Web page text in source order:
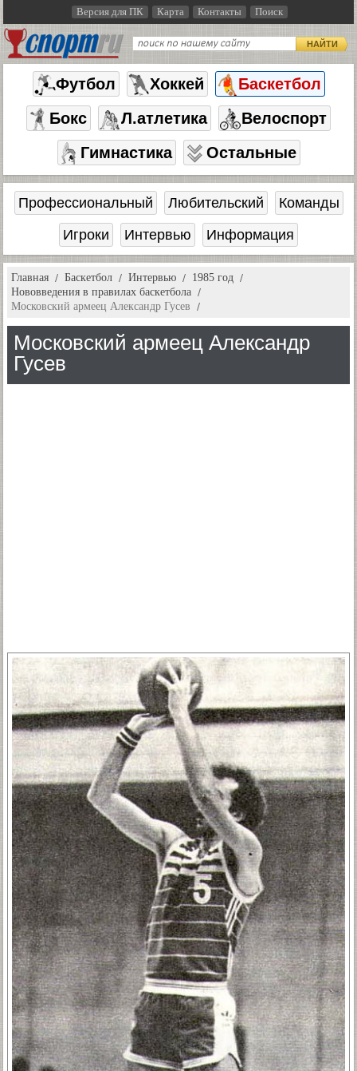
Версия для ПК Карта Контакты Поиск
НАЙТИ
Футбол Хоккей
Баскетбол
Бокс
Л.атлетика
Велоспорт
Гимнастика
Остальные
Профессиональный Любительский
Команды
Игроки
Интервью Информация
Главная Баскетбол Интервью
1985 год
Нововведения в правилах баскетбола
Московский армеец Александр Гусев
Московский армеец Александр
Гусев